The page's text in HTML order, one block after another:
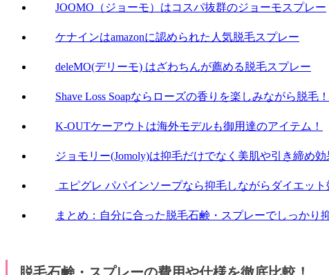
JOOMO（ジョーモ）はコスパ抜群のジョーモスプレー
ケナインはamazonに認められた人気脱毛スプレー
deleMO(デリーモ) はざわちんが薦める脱毛スプレー
Shave Loss Soapならローズの香りを楽しみながら脱毛！
K-OUTケーアウトは海外モデルも御用達のアイテム！
ジョモリー(Jomoly)は抑毛だけでなく美肌や引き締め効
エピグレ パパインソープなら抑毛しながらダイエッ
まとめ：自分に合った脱毛石鹸・スプレーでしっかり